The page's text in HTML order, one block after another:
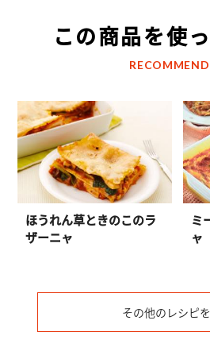
この商品を使
ほうれん草ときのこのラ
ザーニャ
ミ
ャ
その他のレシピ